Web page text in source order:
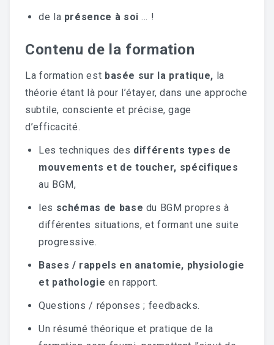
de la présence à soi … !
Contenu de la formation
La formation est basée sur la pratique, la
théorie étant là pour l’étayer, dans une approche
subtile, consciente et précise, gage
d’efficacité.
Les techniques des différents types de
mouvements et de toucher, spécifiques
au BGM,
les schémas de base du BGM propres à
différentes situations, et formant une suite
progressive.
Bases / rappels en anatomie, physiologie
et pathologie en rapport.
Questions / réponses ; feedbacks.
Un résumé théorique et pratique de la